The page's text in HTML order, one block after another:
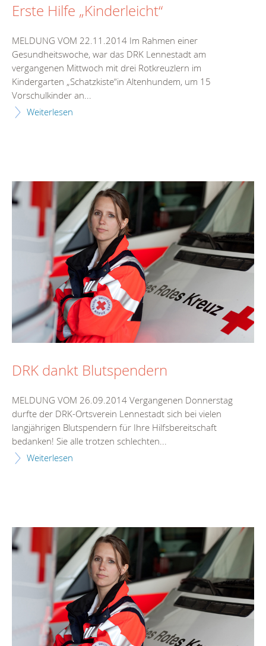
Erste Hilfe „Kinderleicht“
MELDUNG VOM 22.11.2014 Im Rahmen einer
Gesundheitswoche, war das DRK Lennestadt am
vergangenen Mittwoch mit drei Rotkreuzlern im
Kindergarten „Schatzkiste“in Altenhundem, um 15
Vorschulkinder an...
Weiterlesen
DRK dankt Blutspendern
MELDUNG VOM 26.09.2014 Vergangenen Donnerstag
durfte der DRK-Ortsverein Lennestadt sich bei vielen
langjährigen Blutspendern für Ihre Hilfsbereitschaft
bedanken! Sie alle trotzen schlechten...
Weiterlesen